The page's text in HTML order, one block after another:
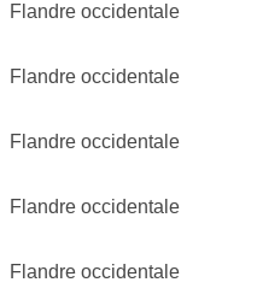
Flandre occidentale
Flandre occidentale
Flandre occidentale
Flandre occidentale
Flandre occidentale